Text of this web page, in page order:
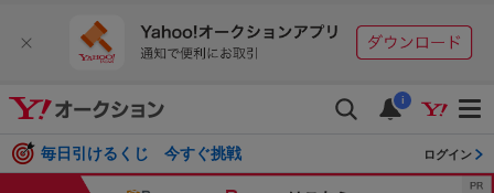
i
毎日引けるくじ 今すぐ挑戦 ログイン